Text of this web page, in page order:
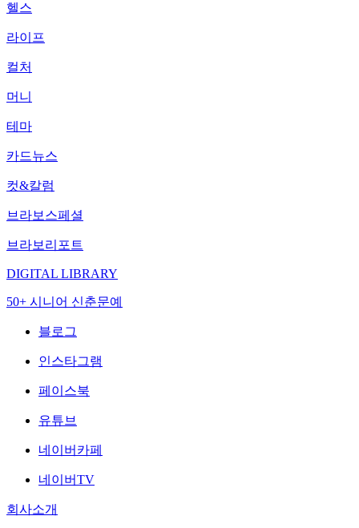
헬스
라이프
컬처
머니
테마
카드뉴스
컷&칼럼
브라보스페셜
브라보리포트
DIGITAL LIBRARY
50+ 시니어 신춘문예
블로그
인스타그램
페이스북
유튜브
네이버카페
네이버TV
회사소개